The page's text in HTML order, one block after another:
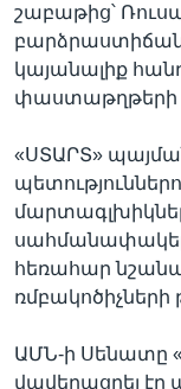
շաբաթից՝
կայանալիք
փաստաթղթերի
«ՍՏԱՐՏ»
սահմանափակել
հեռահար
ռմբակոծիչների
ԱՄՆ-ի Սենատը
վավերացրել էր